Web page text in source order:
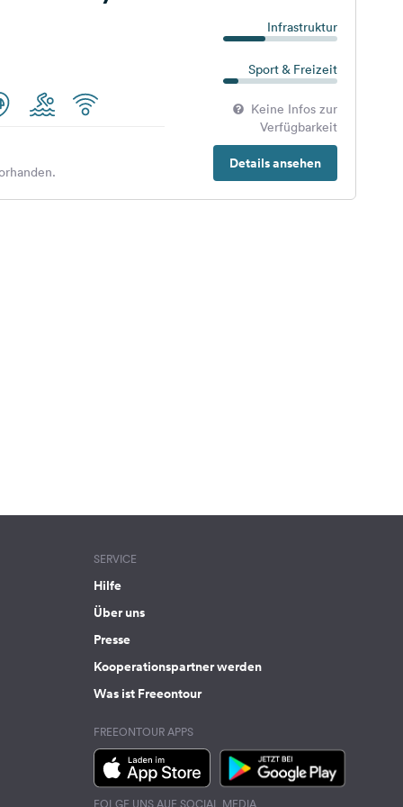
Infrastruktur
Sport & Freizeit
Keine Infos zur
Verfügbarkeit
Details ansehen
SERVICE
Hilfe
Über uns
Presse
Kooperationspartner werden
Was ist Freeontour
FREEONTOUR APPS
FOLGE UNS AUF SOCIAL MEDIA